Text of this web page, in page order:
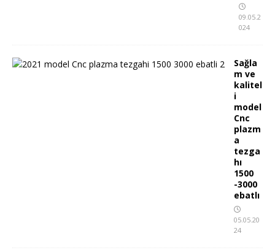
09.05.2
024
Sağla
m ve
kalitel
i
model
Cnc
plazm
a
tezga
hı
1500
-3000
ebatlı
05.05.20
24